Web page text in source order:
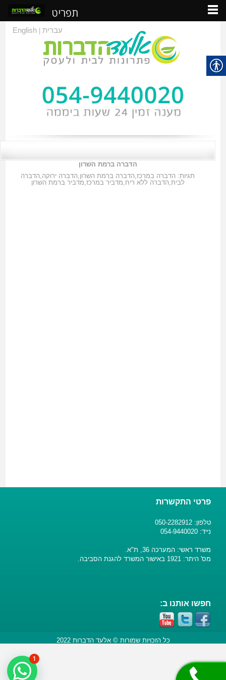
עברית|
English
הדברה ברמת השרון
תגיות: הדברה במרכז,הדברה ברמת השרון,הדברה ירוקה,הדברה
לבית,הדברה ללא ריח,מדביר במרכז,מדביר ברמת השרון
פרטי התקשרות
טלפון: 050-2282912
נייד: 054-9440020
משרד ראשי: המערכה 36, ת"א.
מס' היתר: 1921 באישור המשרד להגנת הסביבה.
חפשו אותנו ב:
כל הזכויות שמורות © אלעד הדברות 2022
1
תפריט